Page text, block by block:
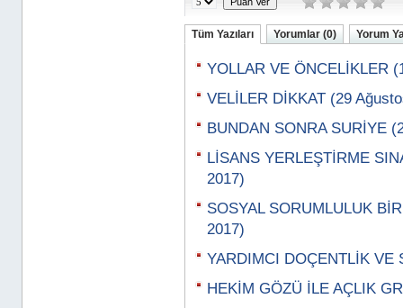
Tüm Yazıları Yorumlar (0) Yorum
YOLLAR VE ÖNCELİKLER
VELİLER DİKKAT (29
BUNDAN SONRA SURİYE
LİSANS YERLEŞTİRME
2017)
SOSYAL SORUMLULUK
2017)
YARDIMCI DOÇENTLİK VE
HEKİM GÖZÜ İLE AÇLIK